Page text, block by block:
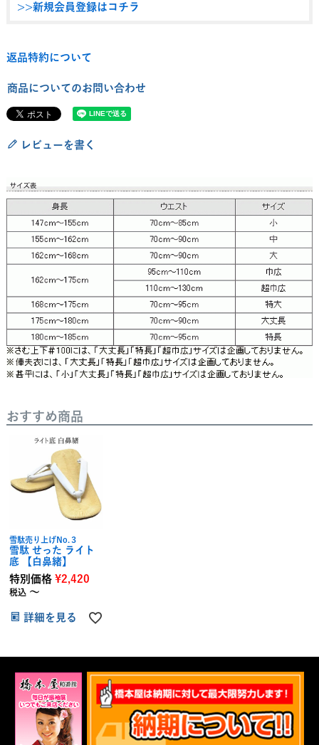
>>新規会員登録はコチラ
返品特約について
商品についてのお問い合わせ
レビューを書く
おすすめ商品
雪駄売り上げNo.３
雪駄 せった ライト
底 【白鼻緒】
特別価格 ¥2,420
税込 〜
詳細を見る